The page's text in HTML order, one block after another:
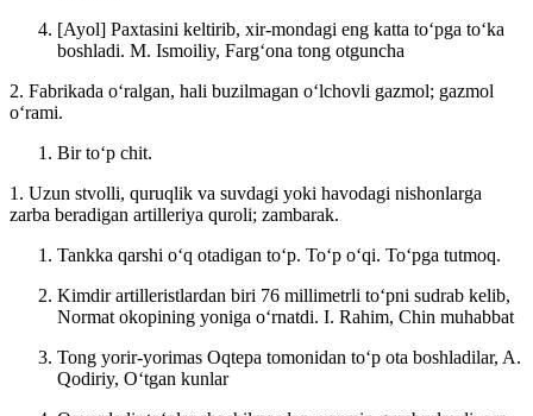
[Ayol] Paxtasini keltirib, xir-mondagi eng katta toʻpga toʻka
boshladi. M. Ismoiliy, Fargʻona tong otguncha
2. Fabrikada oʻralgan, hali buzilmagan oʻlchovli gazmol; gazmol
oʻrami.
Bir toʻp chit.
1. Uzun stvolli, quruqlik va suvdagi yoki havodagi nishonlarga
zarba beradigan artilleriya quroli; zambarak.
Tankka qarshi oʻq otadigan toʻp. Toʻp oʻqi. Toʻpga tutmoq.
Kimdir artilleristlardan biri 76 millimetrli toʻpni sudrab kelib,
Normat okopining yoniga oʻrnatdi. I. Rahim, Chin muhabbat
Tong yorir-yorimas Oqtepa tomonidan toʻp ota boshladilar, A.
Qodiriy, Oʻtgan kunlar